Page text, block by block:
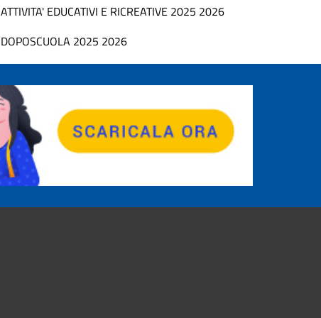
ATTIVITA' EDUCATIVI E RICREATIVE 2025 2026
DOPOSCUOLA 2025 2026